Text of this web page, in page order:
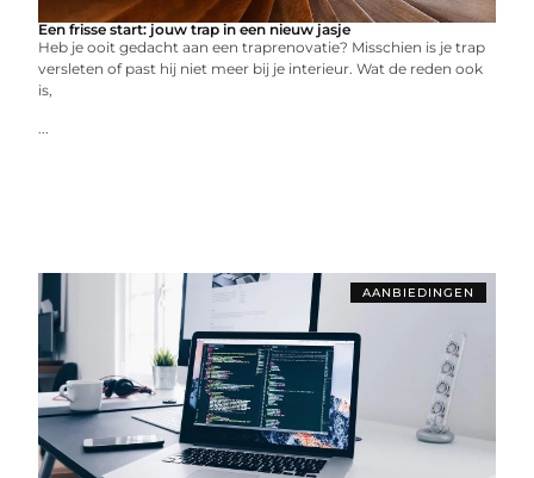
Een frisse start: jouw trap in een nieuw jasje
Heb je ooit gedacht aan een traprenovatie? Misschien is je trap
versleten of past hij niet meer bij je interieur. Wat de reden ook
is,
...
AANBIEDINGEN